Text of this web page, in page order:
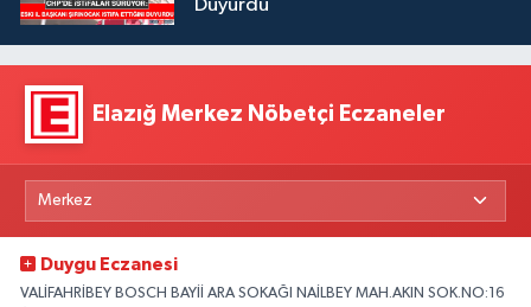
Duyurdu
Elazığ Merkez Nöbetçi Eczaneler
Duygu Eczanesi
VALİFAHRİBEY BOSCH BAYİİ ARA SOKAĞI NAİLBEY MAH.AKIN SOK.NO:16